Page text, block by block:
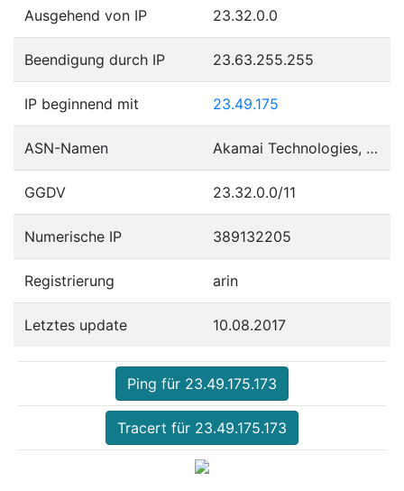
Ausgehend von IP 23.32.0.0
Beendigung durch IP 23.63.255.255
IP beginnend mit 23.49.175
ASN-Namen Akamai Technologies, Inc.
GGDV 23.32.0.0/11
Numerische IP 389132205
Registrierung arin
Letztes update 10.08.2017
Ping für 23.49.175.173
Tracert für 23.49.175.173